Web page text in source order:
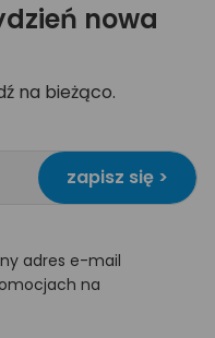
nowa
na bieżąco.
zapisz się >
adres e-mail
na